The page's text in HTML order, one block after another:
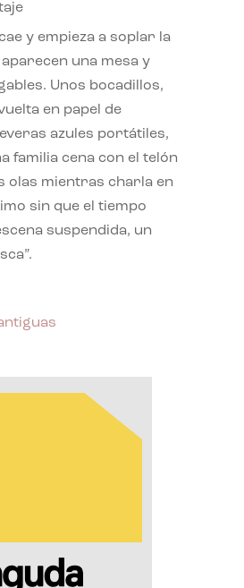
y empieza a soplar la
una mesa y
Unos bocadillos,
en papel de
azules portátiles,
familia cena con el telón
olas mientras charla en
sin que el tiempo
suspendida, un